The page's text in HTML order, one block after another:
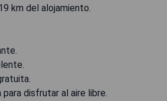
km del alojamiento.
disfrutar al aire libre.